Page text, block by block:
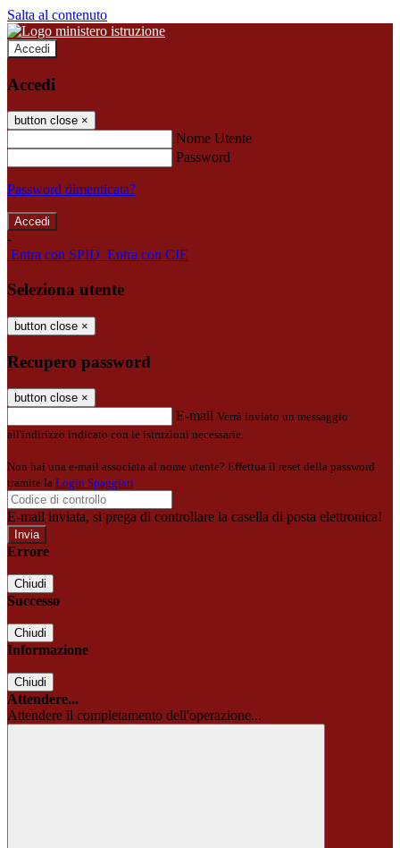
Salta al contenuto
Accedi
Accedi
button close ×
Nome Utente
Password
Password dimenticata?
-
Entra con SPID Entra con CIE
Seleziona utente
button close ×
Recupero password
button close ×
E-mail Verrà inviato un messaggio
all'indirizzo indicato con le istruzioni necessarie.
Non hai una e-mail associata al nome utente? Effettua il reset della password
tramite la Login Spaggiari
E-mail inviata, si prega di controllare la casella di posta elettronica!
Errore
Chiudi
Successo
Chiudi
Informazione
Chiudi
Attendere...
Attendere il completamento dell'operazione...